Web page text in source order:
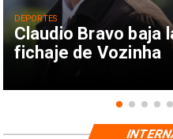
Claudio Bravo baja
fichaje de Vozinha
DEPORTES